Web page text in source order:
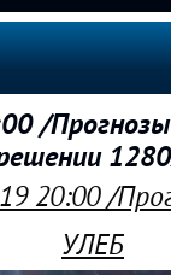
/
УЛЕБ